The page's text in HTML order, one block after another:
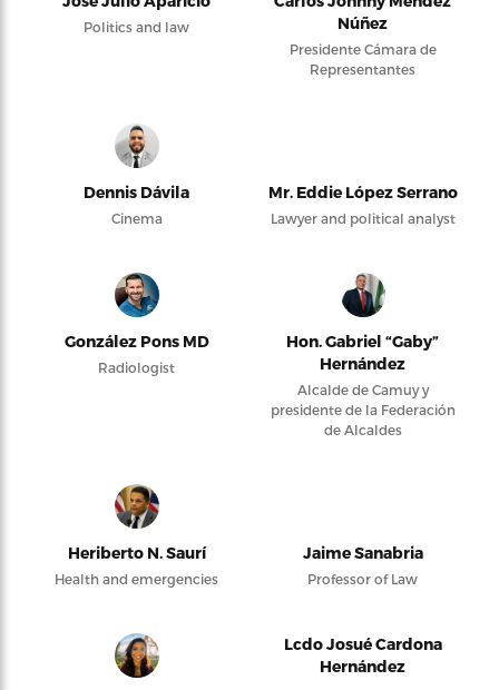
Politics and law
Núñez
Presidente Cámara de
Representantes
Dennis Dávila
Cinema
Mr. Eddie López Serrano
Lawyer and political analyst
González Pons MD
Radiologist
Hon. Gabriel “Gaby”
Hernández
Alcalde de Camuy y
presidente de la Federación
de Alcaldes
Heriberto N. Saurí
Health and emergencies
Jaime Sanabria
Professor of Law
Lcdo Josué Cardona
Hernández